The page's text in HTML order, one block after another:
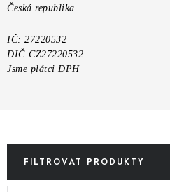
Česká republika
IČ: 27220532
DIČ:CZ27220532
Jsme plátci DPH
FILTROVAT PRODUKTY